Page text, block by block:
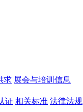
求 展会与培训信息
证 相关标准 法律法规